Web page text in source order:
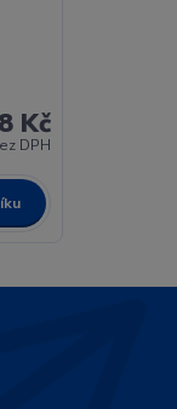
Kč
DPH